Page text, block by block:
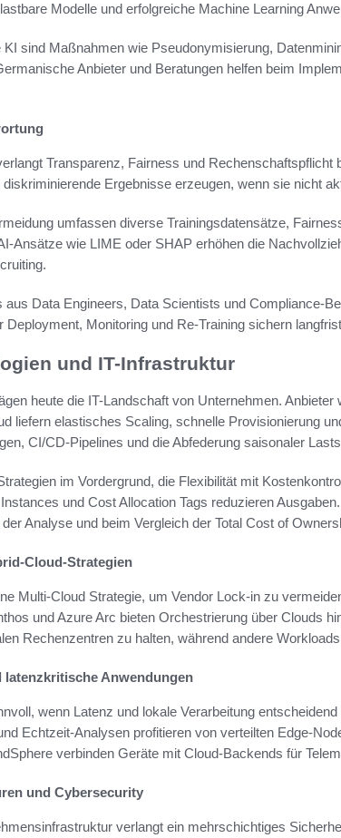
Modelle und erfolgreiche Machine Learning
sind Maßnahmen wie Pseudonymisierung,
Anbieter und Beratungen helfen beim
Transparenz, Fairness und Rechenschaftspflicht
Ergebnisse erzeugen, wenn sie nicht
umfassen diverse Trainingsdatensätze,
Ansätze wie LIME oder SHAP erhöhen die
aus Data Engineers, Data Scientists und Compliance-
Deployment, Monitoring und Re-Training sichern
und IT-Infrastruktur
heute die IT-Landschaft von Unternehmen.
liefern elastisches Scaling, schnelle Provisionierung
CI/CD-Pipelines und die Abfederung saisonaler
im Vordergrund, die Flexibilität mit
und Cost Allocation Tags reduzieren
Analyse und beim Vergleich der Total Cost of
Cloud-Strategien
Multi-Cloud Strategie, um Vendor Lock‑in zu
und Azure Arc bieten Orchestrierung über Clouds
Rechenzentren zu halten, während andere
latenzkritische Anwendungen
wenn Latenz und lokale Verarbeitung
Echtzeit-Analysen profitieren von verteilten
verbinden Geräte mit Cloud‑Backends für
und Cybersecurity
verlangt ein mehrschichtiges